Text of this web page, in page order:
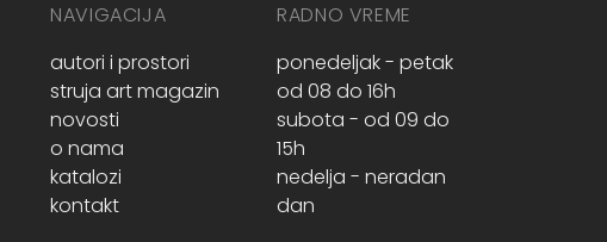
NAVIGACIJA
autori i prostori
struja art magazin
novosti
o nama
katalozi
kontakt
RADNO VREME
ponedeljak - petak
od 08 do 16h
subota - od 09 do
15h
nedelja - neradan
dan